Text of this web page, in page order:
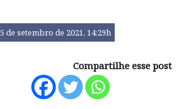
5 de setembro de 2021, 14:29h
Compartilhe esse post